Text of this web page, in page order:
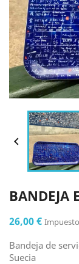

BANDEJA
26,00 €
Bandeja de
Suecia